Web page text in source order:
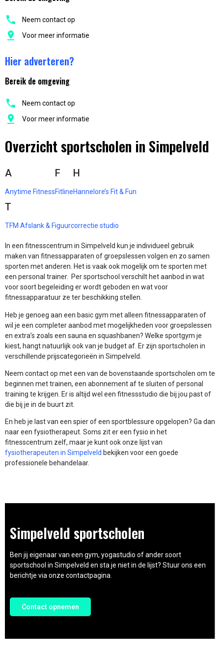
Neem contact op
Voor meer informatie
Hier adverteren?
Bereik de omgeving
Neem contact op
Voor meer informatie
Overzicht sportscholen in Simpelveld
A
Anytime Fitness
F
Fitline
H
Hannelore’s Fit & Fun
T
TFM Afslank & Figuurcorrectie studio
In een fitnesscentrum in Simpelveld kun je individueel gebruik
maken van fitnessapparaten of groepslessen volgen en zo samen
sporten met anderen. Het is vaak ook mogelijk om te sporten met
een personal trainer. Per sportschool verschilt het aanbod in wat
voor soort begeleiding er wordt geboden en wat voor
fitnessapparatuur ze ter beschikking stellen.
Heb je genoeg aan een basic gym met alleen fitnessapparaten of
wil je een completer aanbod met mogelijkheden voor groepslessen
en extra’s zoals een sauna en squashbanen? Welke sportgym je
kiest, hangt natuurlijk ook van je budget af. Er zijn sportscholen in
verschillende prijscategorieën in Simpelveld.
Neem contact op met een van de bovenstaande sportscholen om te
beginnen met trainen, een abonnement af te sluiten of personal
training te krijgen. Er is altijd wel een fitnessstudio die bij jou past of
die bij je in de buurt zit.
En heb je last van een spier of een sportblessure opgelopen? Ga dan
naar een fysiotherapeut. Soms zit er een fysio in het
fitnesscentrum zelf, maar je kunt ook onze lijst van
fysiotherapeuten in Simpelveld bekijken voor een goede
professionele behandelaar.
Simpelveld sportscholen
Ben jij eigenaar van een gym, yogastudio of ander soort
sportschool in Simpelveld en sta je niet in de lijst? Stuur ons een
berichtje via onze contactpagina.
Contact opnemen